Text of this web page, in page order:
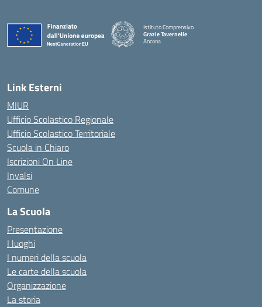
Istituto Comprensivo
Grazie Tavernelle
Ancona
Link Esterni
MIUR
Ufficio Scolastico Regionale
Ufficio Scolastico Territoriale
Scuola in Chiaro
Iscrizioni On Line
Invalsi
Comune
La Scuola
Presentazione
I luoghi
I numeri della scuola
Le carte della scuola
Organizzazione
La storia